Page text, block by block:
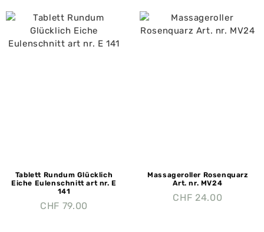
Tablett Rundum Glücklich
Eiche Eulenschnitt art nr. E
141
CHF 79.00
Massageroller Rosenquarz
Art. nr. MV24
CHF 24.00